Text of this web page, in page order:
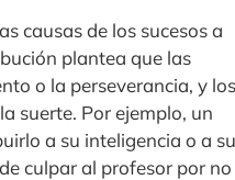
causas de los sucesos a
plantea que las
o la perseverancia, y los
suerte. Por ejemplo, un
a su inteligencia o a su
culpar al profesor por no